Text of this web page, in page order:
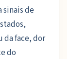
sinais de
da face, dor
do